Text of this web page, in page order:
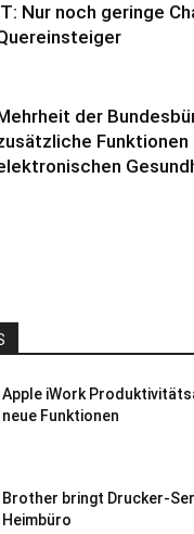
Nur noch geringe
der
Funktionen
Apple iWork
neue Funktionen
Brother bringt Drucker-
Heimbüro